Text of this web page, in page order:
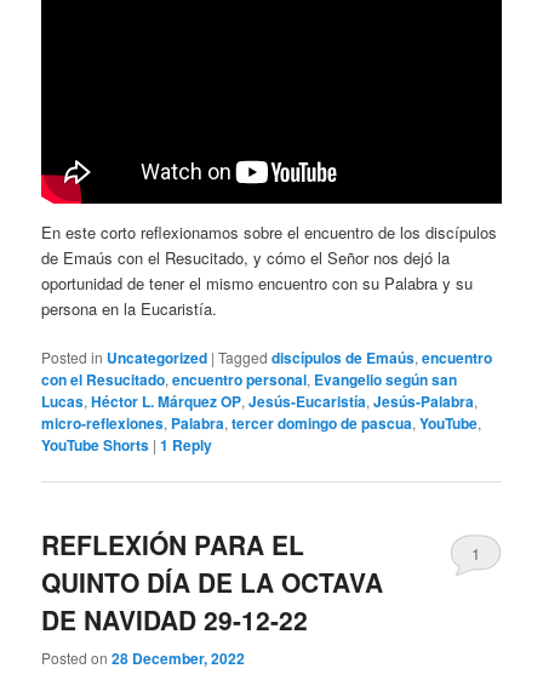
En este corto reflexionamos sobre el encuentro de los discípulos
de Emaús con el Resucitado, y cómo el Señor nos dejó la
oportunidad de tener el mismo encuentro con su Palabra y su
persona en la Eucaristía.
Posted in Uncategorized |Tagged discípulos de Emaús,encuentro
con el Resucitado,encuentro personal, Evangelio según san
Lucas,Héctor L. Márquez OP,Jesús-Eucaristía,Jesús-Palabra,
micro-reflexiones, Palabra,tercer domingo de pascua,YouTube,
YouTube Shorts |1 Reply
REFLEXIÓN PARA EL
QUINTO DÍA DE LA OCTAVA
DE NAVIDAD 29-12-22
Posted on28 December, 2022
1